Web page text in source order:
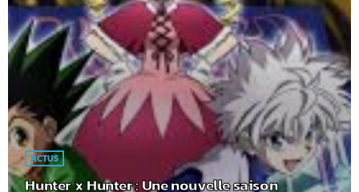
ACTUS
Hunter x Hunter : Une nouvelle saison